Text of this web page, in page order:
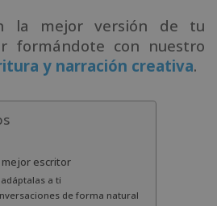
la mejor versión de tu
formándote con nuestro
y narración creativa.
mejor escritor
a ti
de forma natural